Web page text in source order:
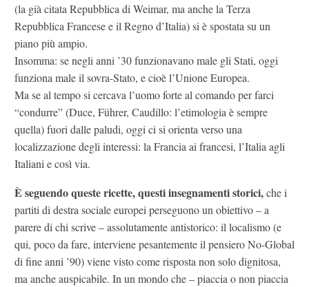
(la già citata Repubblica di Weimar, ma anche la Terza
Repubblica Francese e il Regno d’Italia) si è spostata su un
piano più ampio.
Insomma: se negli anni ’30 funzionavano male gli Stati, oggi
funziona male il sovra-Stato, e cioè l’Unione Europea.
Ma se al tempo si cercava l’uomo forte al comando per farci
“condurre” (Duce, Führer, Caudillo: l’etimologia è sempre
quella) fuori dalle paludi, oggi ci si orienta verso una
localizzazione degli interessi: la Francia ai francesi, l’Italia agli
Italiani e così via.
È seguendo queste ricette, questi insegnamenti storici,che i
partiti di destra sociale europei perseguono un obiettivo – a
parere di chi scrive – assolutamente antistorico: il localismo (e
qui, poco da fare, interviene pesantemente il pensiero No-Global
di fine anni ’90) viene visto come risposta non solo dignitosa,
ma anche auspicabile. In un mondo che – piaccia o non piaccia